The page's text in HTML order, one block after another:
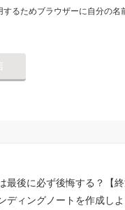
するためブラウザーに自分の名
最後に必ず後悔する？【
ディングノートを作成し